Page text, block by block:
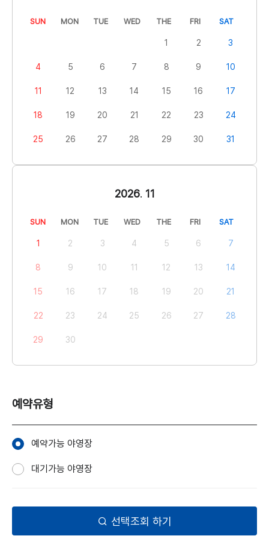
SUN MON TUE WED THE FRI SAT
1 2 3
4 5 6 7 8 9 10
11 12 13 14 15 16 17
18 19 20 21 22 23 24
25 26 27 28 29 30 31
2026. 11
SUN MON TUE WED THE FRI SAT
1 2 3 4 5 6 7
8 9 10 11 12 13 14
15 16 17 18 19 20 21
22 23 24 25 26 27 28
29 30
예약유형
예약가능 야영장
대기가능 야영장
선택조회 하기